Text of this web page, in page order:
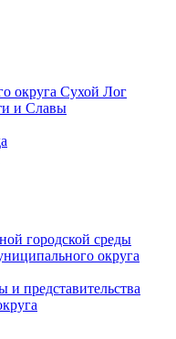
округа Сухой Лог
и Славы
городской среды
округа
и представительства